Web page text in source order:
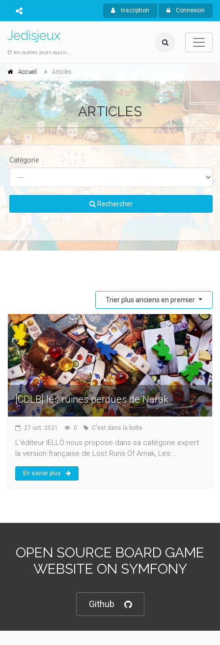
Inscription Connexion
Jedisjeux
Et les autres jours aussi...
Accueil Articles
ARTICLES
Catégorie
Rechercher
Trier plus anciens en premier
[CDLB] les ruines perdues de Narak
27 oct. 2021 0 C'est dans la boîte
L'éditeur IELLO nous propose dans sa catégorie expert
la version française de Lost Runs Of Arnak, Les...
En savoir plus
OPEN SOURCE BOARD GAME
WEBSITE ON SYMFONY
Github